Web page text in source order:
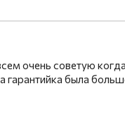
очень советую
была